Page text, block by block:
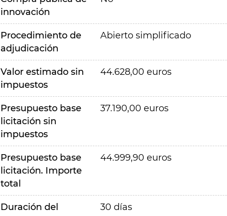
innovación
Procedimiento de
adjudicación
Abierto simplificado
Valor estimado sin
impuestos
44.628,00 euros
Presupuesto base
licitación sin
impuestos
37.190,00 euros
Presupuesto base
licitación. Importe
total
44.999,90 euros
Duración del
30 días